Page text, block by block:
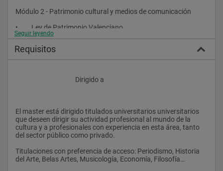
Módulo 2 - Patrimonio cultural y medios de comunicación
•         Ley de Patrimonio Valenciano
•         Arqueología de investigación
•         Restauración de bienes muebles patrimonio
•         Arqueología de gestión
•         Arqueología subacuática
•         Paleontología
Seguir leyendo
Requisitos
					Dirigido a
El master está dirigido titulados universitarios universitarios
que deseen dirigir su actividad profesional al mundo de la
cultura y a profesionales con experiencia en esta área, tanto
del sector público como privado.
Titulaciones con preferencia de acceso: Periodismo, Historia
del Arte, Belas Artes, Musicología, Economía, Filosofía…